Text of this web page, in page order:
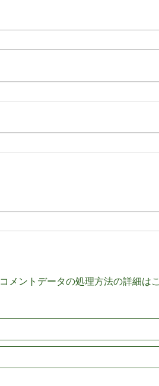
コメントデータの処理方法の詳細はこ